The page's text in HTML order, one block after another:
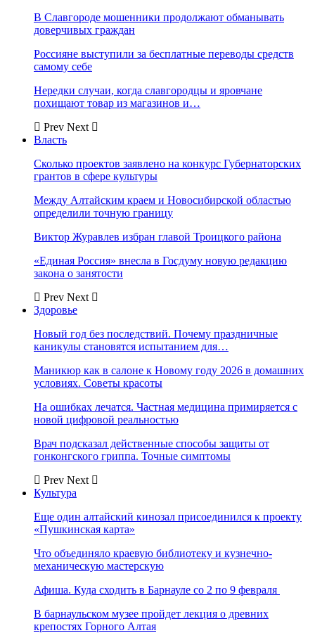
В Славгороде мошенники продолжают обманывать
доверчивых граждан
Россияне выступили за бесплатные переводы средств
самому себе
Нередки случаи, когда славгородцы и яровчане
похищают товар из магазинов и…
Prev Next
Власть
Сколько проектов заявлено на конкурс Губернаторских
грантов в сфере культуры
Между Алтайским краем и Новосибирской областью
определили точную границу
Виктор Журавлев избран главой Троицкого района
«Единая Россия» внесла в Госдуму новую редакцию
закона о занятости
Prev Next
Здоровье
Новый год без последствий. Почему праздничные
каникулы становятся испытанием для…
Маникюр как в салоне к Новому году 2026 в домашних
условиях. Советы красоты
На ошибках лечатся. Частная медицина примиряется с
новой цифровой реальностью
Врач подсказал действенные способы защиты от
гонконгского гриппа. Точные симптомы
Prev Next
Культура
Еще один алтайский кинозал присоединился к проекту
«Пушкинская карта»
Что объединяло краевую библиотеку и кузнечно-
механическую мастерскую
Афиша. Куда сходить в Барнауле со 2 по 9 февраля
В барнаульском музее пройдет лекция о древних
крепостях Горного Алтая